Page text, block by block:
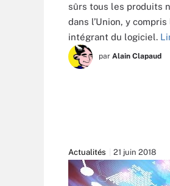
sûrs tous les produits
dans l’Union, y
intégrant du logiciel.
par Alain Clapaud
Actualités 21 juin 2018